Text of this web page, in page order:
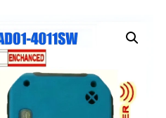
SO SONDOU NA
PALACINKY.